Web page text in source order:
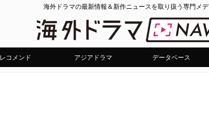
海外ドラマの最新情報＆新作ニュースを取り扱う専門メ
レコメンド アジアドラマ データベース